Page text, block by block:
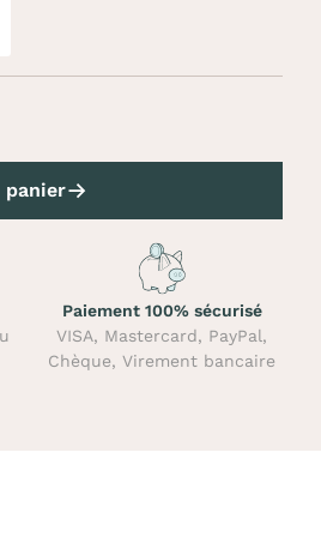
panier
Paiement 100% sécurisé
VISA, Mastercard, PayPal,
Chèque, Virement bancaire